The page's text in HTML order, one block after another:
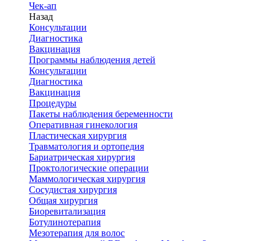
Чек-ап
Назад
Консультации
Диагностика
Вакцинация
Программы наблюдения детей
Консультации
Диагностика
Вакцинация
Процедуры
Пакеты наблюдения беременности
Оперативная гинекология
Пластическая хирургия
Травматология и ортопедия
Бариатрическая хирургия
Проктологические операции
Маммологическая хирургия
Сосудистая хирургия
Общая хирургия
Биоревитализация
Ботулинотерапия
Мезотерапия для волос